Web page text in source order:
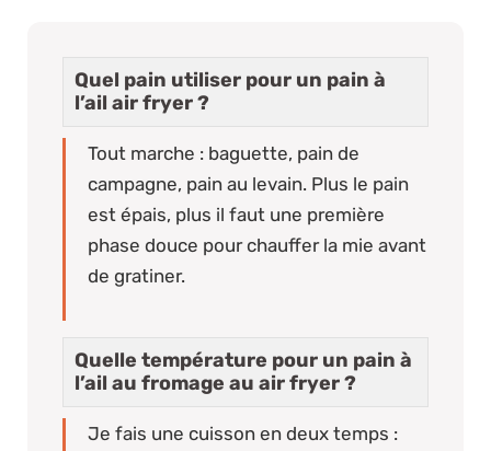
Quel pain utiliser pour un pain à
l’ail air fryer ?
Tout marche : baguette, pain de
campagne, pain au levain. Plus le pain
est épais, plus il faut une première
phase douce pour chauffer la mie avant
de gratiner.
Quelle température pour un pain à
l’ail au fromage au air fryer ?
Je fais une cuisson en deux temps :